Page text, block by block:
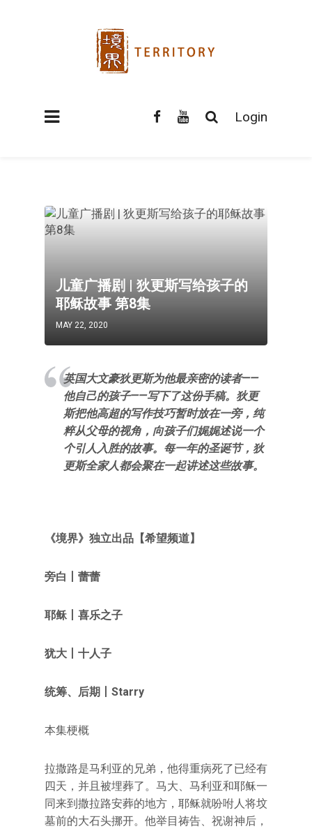
Login
儿童广播剧 | 狄更斯写给孩子的
耶稣故事 第8集
MAY 22, 2020
英国大文豪狄更斯为他最亲密的读者——
他自己的孩子——写下了这份手稿。狄更
斯把他高超的写作技巧暂时放在一旁，纯
粹从父母的视角，向孩子们娓娓述说一个
个引人入胜的故事。每一年的圣诞节，狄
更斯全家人都会聚在一起讲述这些故事。
《境界》独立出品 【希望频道】
旁白丨蕾蕾
耶稣丨喜乐之子
犹大丨十人子
统筹、后期丨Starry
本集梗概
拉撒路是马利亚的兄弟，他得重病死了已经有
四天，并且被埋葬了。马大、马利亚和耶稣一
同来到撒拉路安葬的地方，耶稣就吩咐人将坟
墓前的大石头挪开。他举目祷告、祝谢神后，